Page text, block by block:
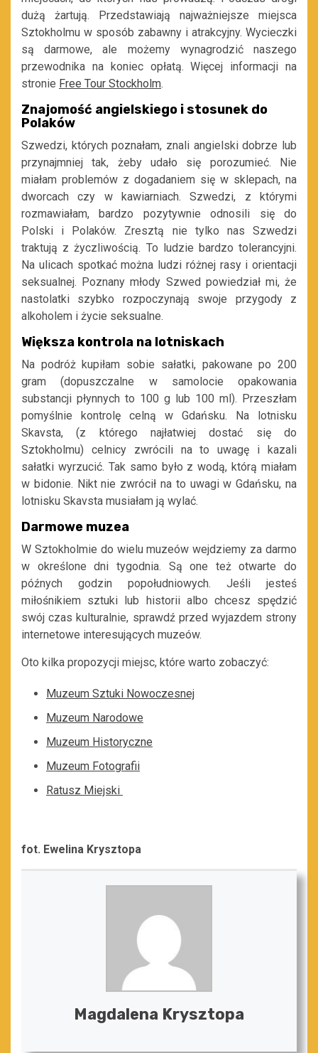
dużą żartują. Przedstawiają najważniejsze miejsca
Sztokholmu w sposób zabawny i atrakcyjny. Wycieczki
są darmowe, ale możemy wynagrodzić naszego
przewodnika na koniec opłatą. Więcej informacji na
stronie Free Tour Stockholm.
Znajomość angielskiego i stosunek do
Polaków
Szwedzi, których poznałam, znali angielski dobrze lub
przynajmniej tak, żeby udało się porozumieć. Nie
miałam problemów z dogadaniem się w sklepach, na
dworcach czy w kawiarniach. Szwedzi, z którymi
rozmawiałam, bardzo pozytywnie odnosili się do
Polski i Polaków. Zresztą nie tylko nas Szwedzi
traktują z życzliwością. To ludzie bardzo tolerancyjni.
Na ulicach spotkać można ludzi różnej rasy i orientacji
seksualnej. Poznany młody Szwed powiedział mi, że
nastolatki szybko rozpoczynają swoje przygody z
alkoholem i życie seksualne.
Większa kontrola na lotniskach
Na podróż kupiłam sobie sałatki, pakowane po 200
gram (dopuszczalne w samolocie opakowania
substancji płynnych to 100 g lub 100 ml). Przeszłam
pomyślnie kontrolę celną w Gdańsku. Na lotnisku
Skavsta, (z którego najłatwiej dostać się do
Sztokholmu) celnicy zwrócili na to uwagę i kazali
sałatki wyrzucić. Tak samo było z wodą, którą miałam
w bidonie. Nikt nie zwrócił na to uwagi w Gdańsku, na
lotnisku Skavsta musiałam ją wylać.
Darmowe muzea
W Sztokholmie do wielu muzeów wejdziemy za darmo
w określone dni tygodnia. Są one też otwarte do
późnych godzin popołudniowych. Jeśli jesteś
miłośnikiem sztuki lub historii albo chcesz spędzić
swój czas kulturalnie, sprawdź przed wyjazdem strony
internetowe interesujących muzeów.
Oto kilka propozycji miejsc, które warto zobaczyć:
Muzeum Sztuki Nowoczesnej
Muzeum Narodowe
Muzeum Historyczne
Muzeum Fotografii
Ratusz Miejski
fot. Ewelina Krysztopa
Magdalena Krysztopa